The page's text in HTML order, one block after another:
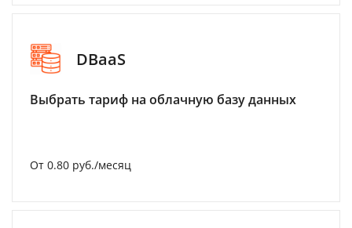
DBaaS
Выбрать тариф на облачную базу данных
От 0.80 руб./месяц